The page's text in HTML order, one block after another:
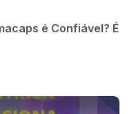
é Confiável? É